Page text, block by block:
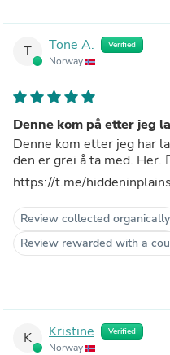
T Tone A. Verified
Norway
Denne kom på etter jeg
Denne kom etter jeg har
den er grei å ta med. Her.
https://t.me/
Review collected organically
Review rewarded with a
K Kristine Verified
Norway